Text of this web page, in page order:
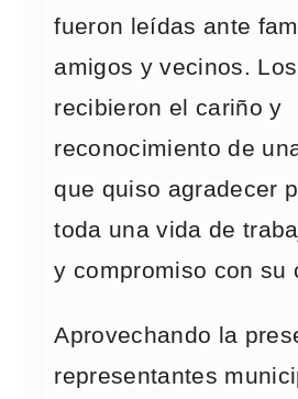
fueron leídas ante
amigos y vecinos.
recibieron el cariño y
reconocimiento de
que quiso agradecer
toda una vida de
y compromiso con su
Aprovechando la
representantes